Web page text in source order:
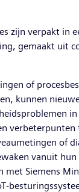
zijn verpakt in
gemaakt uit
of
kunnen
in
of
vanuit
met Siemens